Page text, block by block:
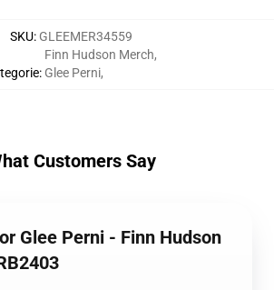
SKU: GLEEMER34559
:
Finn Hudson Merch,
Glee Perni,
Customers Say
Glee Perni - Finn Hudson